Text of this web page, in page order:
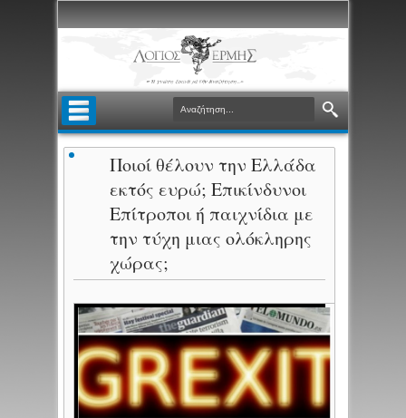
Ποιοί θέλουν την Ελλάδα
εκτός ευρώ; Επικίνδυνοι
Επίτροποι ή παιχνίδια με
την τύχη μιας ολόκληρης
χώρας;